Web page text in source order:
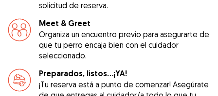
solicitud de reserva.
Meet & Greet
Organiza un encuentro previo para asegurarte de
que tu perro encaja bien con el cuidador
seleccionado.
Preparados, listos...¡YA!
¡Tu reserva está a punto de comenzar! Asegúrate